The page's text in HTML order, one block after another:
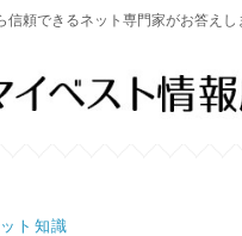
信頼できるネット専門家がお答えし
ト知識